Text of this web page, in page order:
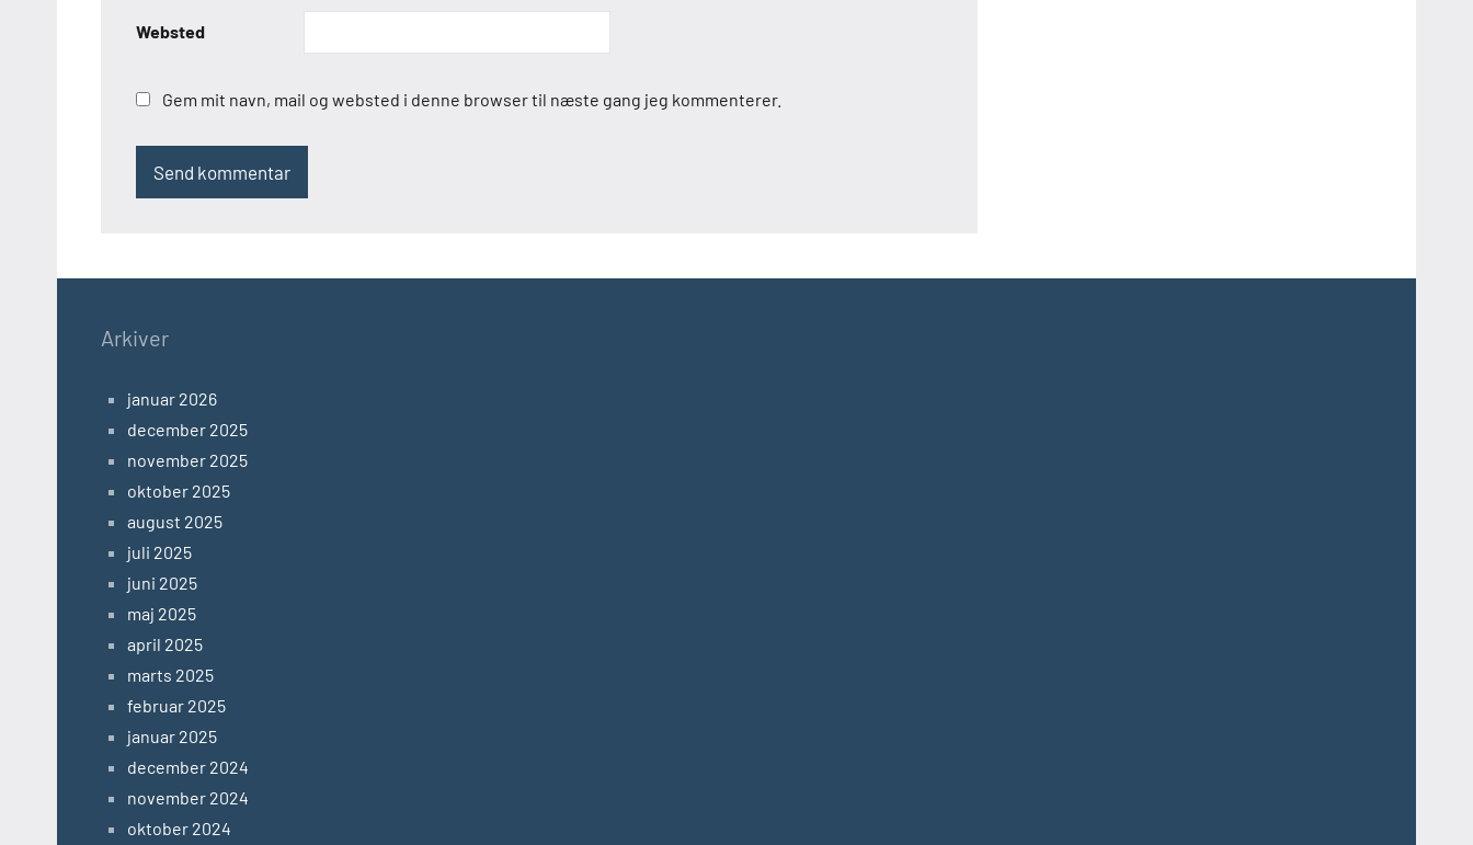
Websted
Gem mit navn, mail og websted i denne browser til næste gang jeg kommenterer.
Arkiver
januar 2026
december 2025
november 2025
oktober 2025
august 2025
juli 2025
juni 2025
maj 2025
april 2025
marts 2025
februar 2025
januar 2025
december 2024
november 2024
oktober 2024